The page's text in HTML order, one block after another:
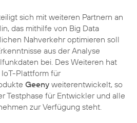
sich mit weiteren Partnern an
das mithilfe von Big Data
Nahverkehr optimieren soll
aus der Analyse
bei. Des Weiteren hat
Plattform für
Geeny weiterentwickelt, so
Testphase für Entwickler und alle
zur Verfügung steht.